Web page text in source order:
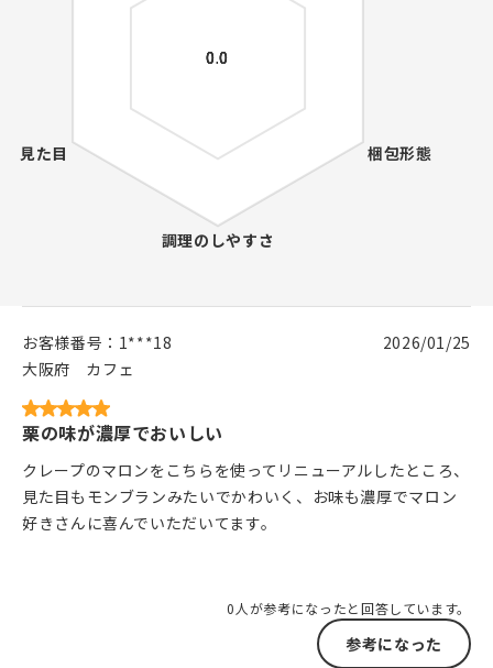
お客様番号： 1***18
大阪府
カフェ
2026/01/25
栗の味が濃厚でおいしい
クレープのマロンをこちらを使ってリニューアルしたところ、
見た目もモンブランみたいでかわいく、お味も濃厚でマロン
好きさんに喜んでいただいてます。
0人が参考になったと回答しています。
参考になった